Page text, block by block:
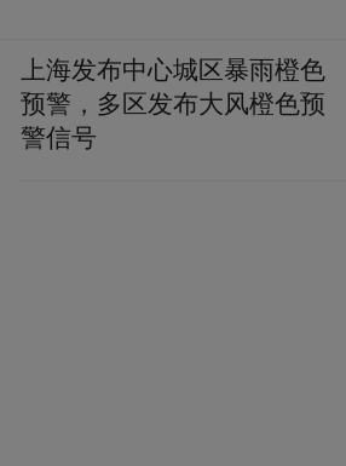
上海发布中心城区暴雨橙色
预警，多区发布大风橙色预
警信号